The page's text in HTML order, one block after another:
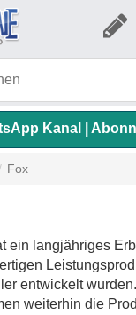
Kanal |
Fox
ein langjähriges
entwickelt
weiterhin die